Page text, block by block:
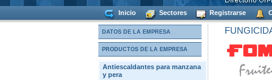
Inicio Sectores Registrarse
DATOS DE LA EMPRESA
PRODUCTOS DE LA EMPRESA
Antiescaldantes para manzana
y pera